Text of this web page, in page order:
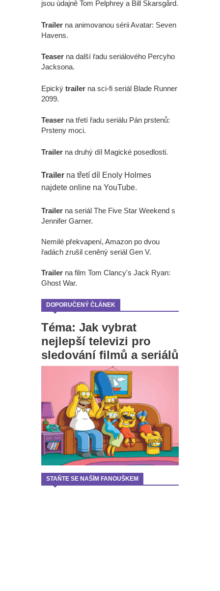
jsou údajně Tom Pelphrey a Bill Skarsgård.
Trailer na animovanou sérii Avatar: Seven
Havens.
Teaser na další řadu seriálového Percyho
Jacksona.
Epický trailer na sci-fi seriál Blade Runner
2099.
Teaser na třetí řadu seriálu Pán prstenů:
Prsteny moci.
Trailer na druhý díl Magické posedlosti.
Trailer na třetí díl Enoly Holmes
najdete online na YouTube.
Trailer na seriál The Five Star Weekend s
Jennifer Garner.
Nemilé překvapení, Amazon po dvou
řadách zrušil ceněný seriál Gen V.
Trailer na film Tom Clancy's Jack Ryan:
Ghost War.
DOPORUČENÝ ČLÁNEK
Téma: Jak vybrat
nejlepší televizi pro
sledování filmů a seriálů
STAŇTE SE NAŠÍM FANOUŠKEM